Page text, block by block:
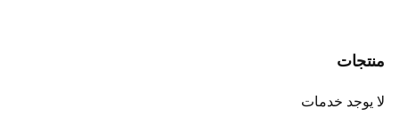
منتجات
لا يوجد خدمات